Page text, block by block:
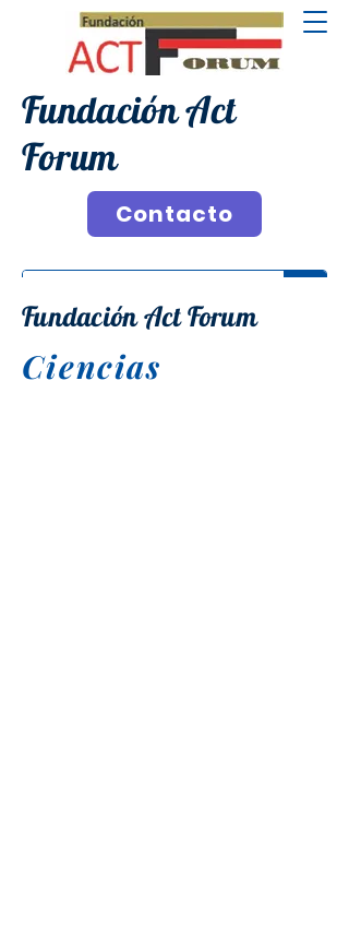
Fundación Act
Forum
Contacto
Fundación Act Forum
Ciencias